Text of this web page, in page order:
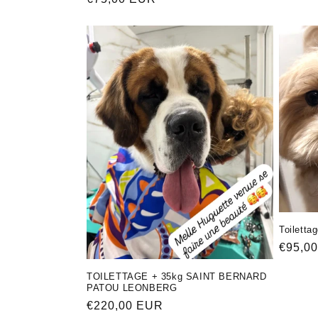
TOILETTAGE + 35kg SAINT BERNARD
PATOU LEONBERG
Обычная
€220,00 EUR